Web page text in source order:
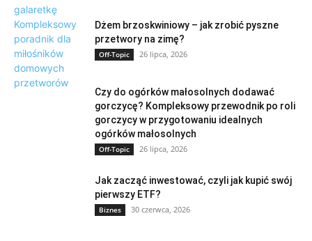
Dżem brzoskwiniowy – jak zrobić pyszne
przetwory na zimę?
Off-Topic 26 lipca, 2026
Czy do ogórków małosolnych dodawać
gorczycę? Kompleksowy przewodnik po roli
gorczycy w przygotowaniu idealnych
ogórków małosolnych
Off-Topic 26 lipca, 2026
Jak zacząć inwestować, czyli jak kupić swój
pierwszy ETF?
Biznes 30 czerwca, 2026